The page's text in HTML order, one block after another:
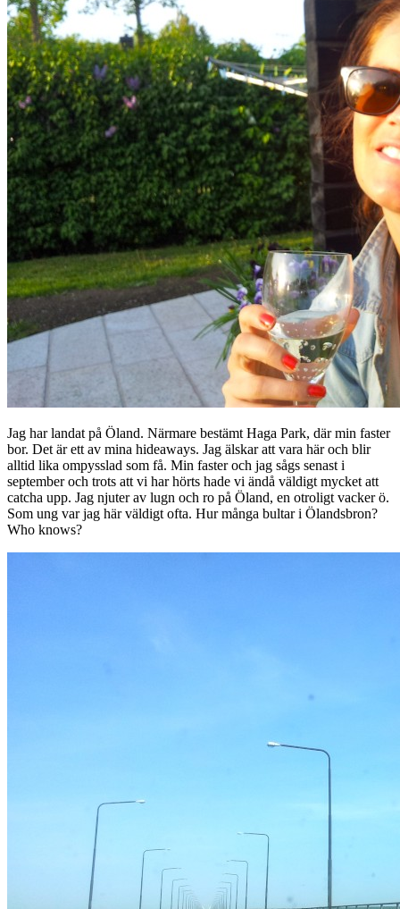
Jag har landat på Öland. Närmare bestämt Haga Park, där min faster
bor. Det är ett av mina hideaways. Jag älskar att vara här och blir
alltid lika ompysslad som få. Min faster och jag sågs senast i
september och trots att vi har hörts hade vi ändå väldigt mycket att
catcha upp. Jag njuter av lugn och ro på Öland, en otroligt vacker ö.
Som ung var jag här väldigt ofta. Hur många bultar i Ölandsbron?
Who knows?